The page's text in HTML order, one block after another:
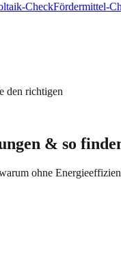
CheckFördermittel-
den richtigen
& so
ohne